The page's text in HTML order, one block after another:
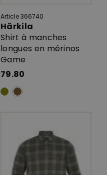
Article 366740
Härkila
Shirt à manches
longues en mérinos
Game
79.80